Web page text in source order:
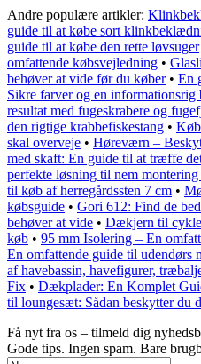
Andre populære artikler:
guide til at købe sort
guide til at købe den rette løvsuger
omfattende købsvejledning •
behøver at vide før du køber• En
Sikre farver og en informationsrig
resultat med fugeskrabere og
den rigtige krabbefiskestang •
skal overveje • Høreværn –
med skaft: En guide til at træffe
perfekte løsning til nem
til køb af herregårdssten 7 cm •
købsguide • Gori 612: Find de
behøver at vide • Dækjern til
køb • 95 mm Isolering – En
En omfattende guide til udendørs
af havebassin, havefigurer,
Fix • Dækplader: En Komplet
til loungesæt: Sådan beskytter du
Få nyt fra os – tilmeld dig
Gode tips. Ingen spam. Bare